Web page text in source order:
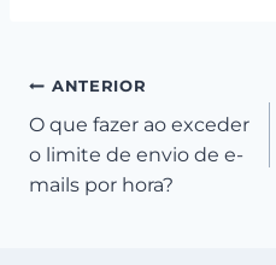
Navegação
de
Post
ANTERIOR
O que fazer ao exceder
o limite de envio de e-
mails por hora?